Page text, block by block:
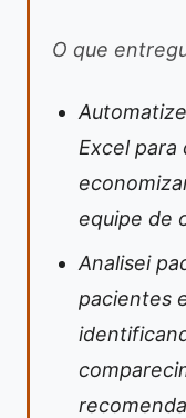
O que
Excel para
equipe de
Analisei
pacientes